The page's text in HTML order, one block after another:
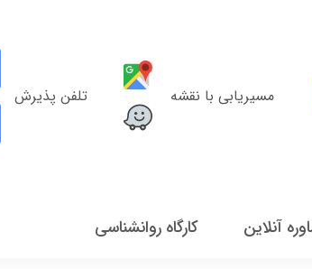
مسیریابی با نقشه تلفن پذیرش
آنلاین کارگاه روانشناسی